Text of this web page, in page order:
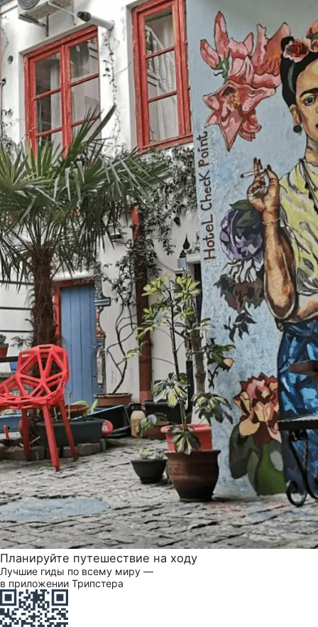
Планируйте путешествие на ходу
Лучшие гиды по всему миру —
в приложении Трипстера